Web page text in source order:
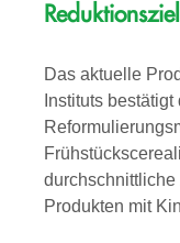
Das aktuelle
Instituts
durchschnittliche
Produkten mit